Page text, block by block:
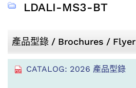
LDALI-MS3-BT
產品型錄 / Brochures / Flyer
CATALOG: 2026 產品型錄